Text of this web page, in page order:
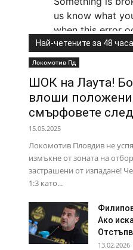
Най-четените за 48 часа
Локомотив Пд
ШОК на Лаута!
влоши
смърфовете
15.05.2025
Локомотив Пловдив не
измъкне от зоната на
застрашени от изпадане!
1:3 като...
Ако
13.02.2026